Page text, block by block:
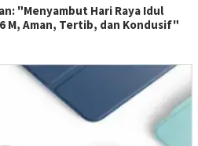
"Menyambut Hari Raya Idul
M, Aman, Tertib, dan Kondusif"